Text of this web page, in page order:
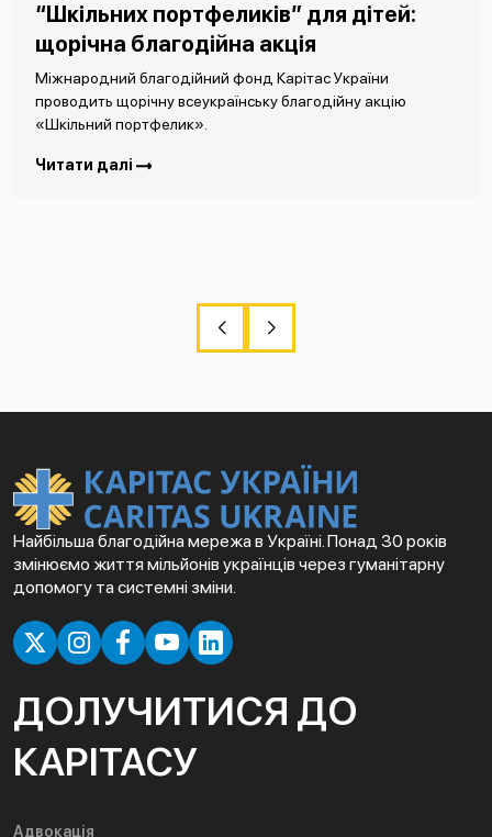
“Шкільних портфеликів” для дітей:
щорічна благодійна акція
Міжнародний благодійний фонд Карітас України
проводить щорічну всеукраїнську благодійну акцію
«Шкільний портфелик».
Читати далі
Найбільша благодійна мережа в Україні. Понад 30 років
змінюємо життя мільйонів українців через гуманітарну
допомогу та системні зміни.
ДОЛУЧИТИСЯ ДО
КАРІТАСУ
Адвокація